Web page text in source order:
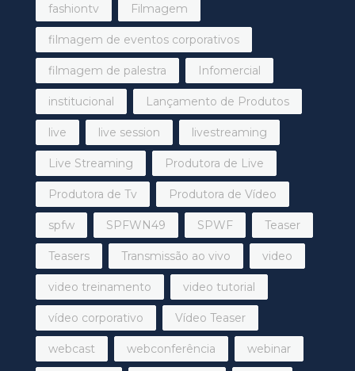
fashiontv Filmagem
filmagem de eventos corporativos
filmagem de palestra Infomercial
institucional Lançamento de Produtos
live live session livestreaming
Live Streaming Produtora de Live
Produtora de Tv Produtora de Vídeo
spfw SPFWN49 SPWF Teaser
Teasers Transmissão ao vivo video
video treinamento video tutorial
vídeo corporativo Vídeo Teaser
webcast webconferência webinar